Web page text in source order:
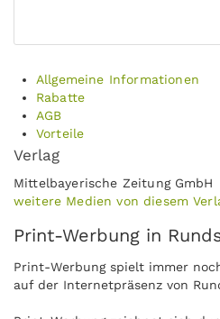
Allgemeine Informationen
Rabatte
AGB
Vorteile
Verlag
Mittelbayerische Zeitung GmbH
weitere Medien von diesem
Print-Werbung in
Print-Werbung spielt immer
auf der Internetpräsenz von